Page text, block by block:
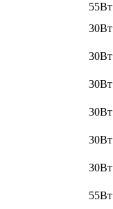
55Вт
30Вт
30Вт
30Вт
30Вт
30Вт
30Вт
55Вт